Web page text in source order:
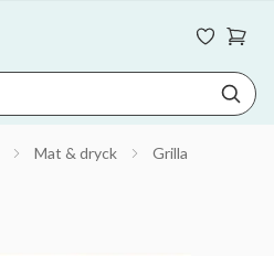
Mat & dryck Grilla